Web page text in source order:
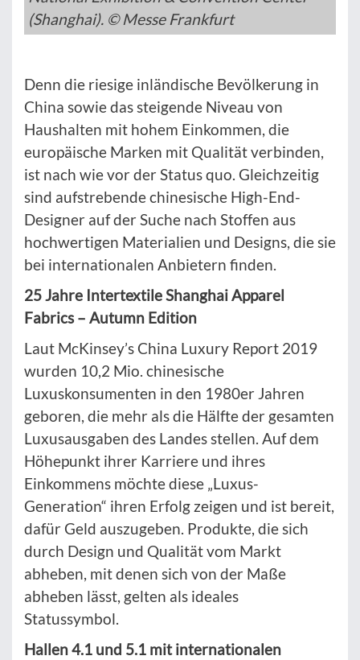
(Shanghai). © Messe Frankfurt
Denn die riesige inländische Bevölkerung in
China sowie das steigende Niveau von
Haushalten mit hohem Einkommen, die
europäische Marken mit Qualität verbinden,
ist nach wie vor der Status quo. Gleichzeitig
sind aufstrebende chinesische High-End-
Designer auf der Suche nach Stoffen aus
hochwertigen Materialien und Designs, die sie
bei internationalen Anbietern finden.
25 Jahre Intertextile Shanghai Apparel
Fabrics – Autumn Edition
Laut McKinsey’s China Luxury Report 2019
wurden 10,2 Mio. chinesische
Luxuskonsumenten in den 1980er Jahren
geboren, die mehr als die Hälfte der gesamten
Luxusausgaben des Landes stellen. Auf dem
Höhepunkt ihrer Karriere und ihres
Einkommens möchte diese „Luxus-
Generation“ ihren Erfolg zeigen und ist bereit,
dafür Geld auszugeben. Produkte, die sich
durch Design und Qualität vom Markt
abheben, mit denen sich von der Maße
abheben lässt, gelten als ideales
Statussymbol.
Hallen 4.1 und 5.1 mit internationalen